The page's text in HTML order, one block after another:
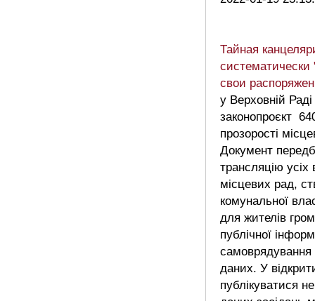
Тайная
систематически
свои
у Верховній
законопроєкт
прозорості
Документ
трансляцію усіх
місцевих рад,
комунальної
для жителів
публічної
самоврядування
даних. У
публікуватися